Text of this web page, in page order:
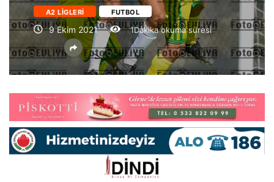
A2 LIGLERI FUTBOL
9 Ekim 2021 1Dakika okuma süresi